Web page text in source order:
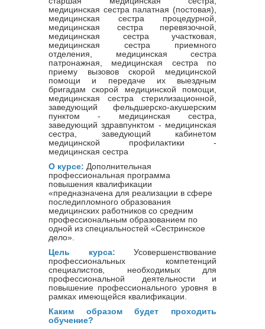
медицинская сестра палатная (постовая),
медицинская сестра процедурной,
медицинская сестра перевязочной,
медицинская сестра участковая,
медицинская сестра приемного
отделения, медицинская сестра
патронажная, медицинская сестра по
приему вызовов скорой медицинской
помощи и передаче их выездным
бригадам скорой медицинской помощи,
медицинская сестра стерилизационной,
заведующий фельдшерско-акушерским
пунктом - медицинская сестра,
заведующий здравпунктом - медицинская
сестра, заведующий кабинетом
медицинской профилактики -
медицинская сестра
О курсе: Дополнительная
профессиональная программа
повышения квалификации
«предназначена для реализации в сфере
последипломного образования
медицинских работников со средним
профессиональным образованием по
одной из специальностей «Сестринское
дело».
Цель курса: Усовершенствование
профессиональных компетенций
специалистов, необходимых для
профессиональной деятельности и
повышение профессионального уровня в
рамках имеющейся квалификации.
Каким образом будет проходить
обучение?